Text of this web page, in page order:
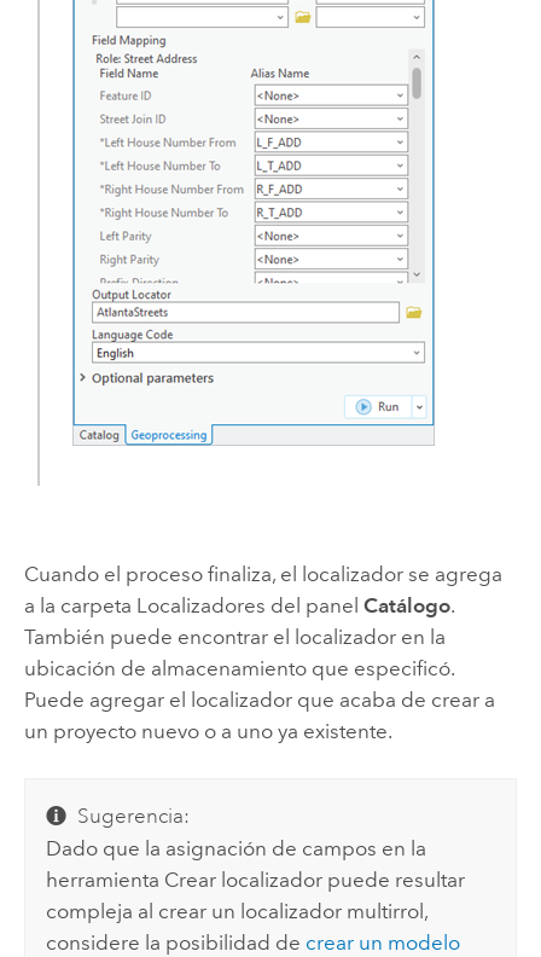
Cuando el proceso finaliza, el localizador se agrega
a la carpeta Localizadores del panel Catálogo.
También puede encontrar el localizador en la
ubicación de almacenamiento que especificó.
Puede agregar el localizador que acaba de crear a
un proyecto nuevo o a uno ya existente.
Sugerencia:
Dado que la asignación de campos en la
herramienta Crear localizador puede resultar
compleja al crear un localizador multirrol,
considere la posibilidad de crear un modelo